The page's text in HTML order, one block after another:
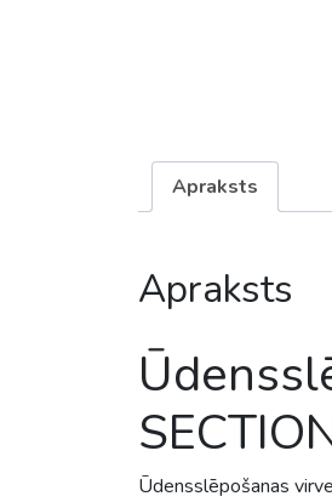
Apraksts
Apraksts
Ūdensslēpošanas